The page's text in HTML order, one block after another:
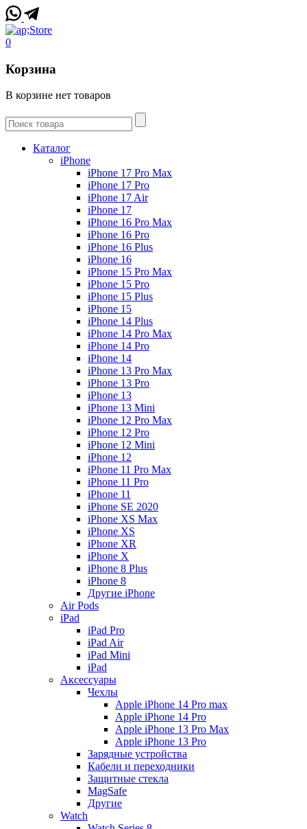
0
Корзина
В корзине нет товаров
Каталог
iPhone
iPhone 17 Pro Max
iPhone 17 Pro
iPhone 17 Air
iPhone 17
iPhone 16 Pro Max
iPhone 16 Pro
iPhone 16 Plus
iPhone 16
iPhone 15 Pro Max
iPhone 15 Pro
iPhone 15 Plus
iPhone 15
iPhone 14 Plus
iPhone 14 Pro Max
iPhone 14 Pro
iPhone 14
iPhone 13 Pro Max
iPhone 13 Pro
iPhone 13
iPhone 13 Mini
iPhone 12 Pro Max
iPhone 12 Pro
iPhone 12 Mini
iPhone 12
iPhone 11 Pro Max
iPhone 11 Pro
iPhone 11
iPhone SE 2020
iPhone XS Max
iPhone XS
iPhone XR
iPhone X
iPhone 8 Plus
iPhone 8
Другие iPhone
Air Pods
iPad
iPad Pro
iPad Air
iPad Mini
iPаd
Аксессуары
Чехлы
Apple iPhone 14 Pro max
Apple iPhone 14 Pro
Apple iPhone 13 Pro Max
Apple iPhone 13 Pro
Зарядные устройства
Кабели и переходники
Защитные стекла
MagSafe
Другие
Watch